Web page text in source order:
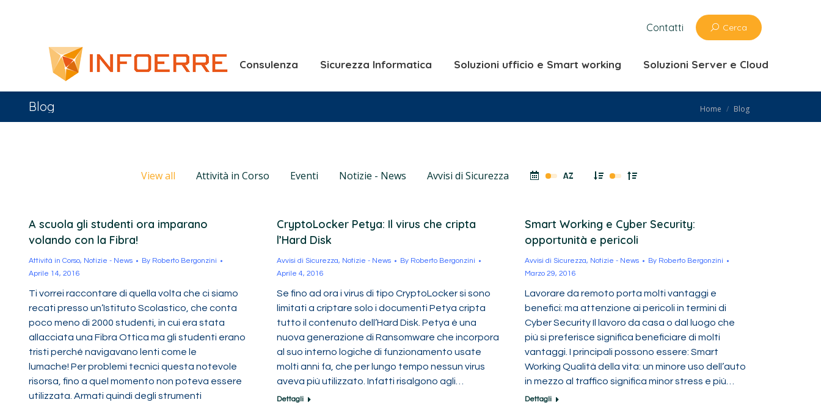
Contatti Cerca
Consulenza Sicurezza Informatica Soluzioni ufficio e Smart working Soluzioni Server e Cloud
Blog You are here:
Home Blog
View all Attività in Corso Eventi Notizie - News Avvisi di Sicurezza
A scuola gli studenti ora imparano
volando con la Fibra!
Attività in Corso, Notizie - News By Roberto Bergonzini
Aprile 14, 2016
Ti vorrei raccontare di quella volta che ci siamo
recati presso un’Istituto Scolastico, che conta
poco meno di 2000 studenti, in cui era stata
allacciata una Fibra Ottica ma gli studenti erano
tristi perché navigavano lenti come le
lumache! Per problemi tecnici questa notevole
risorsa, fino a quel momento non poteva essere
utilizzata. Armati quindi degli strumenti
CryptoLocker Petya: Il virus che cripta
l’Hard Disk
Avvisi di Sicurezza, Notizie - News By Roberto Bergonzini
Aprile 4, 2016
Se fino ad ora i virus di tipo CryptoLocker si sono
limitati a criptare solo i documenti Petya cripta
tutto il contenuto dell’Hard Disk. Petya è una
nuova generazione di Ransomware che incorpora
al suo interno logiche di funzionamento usate
molti anni fa, che per lungo tempo nessun virus
aveva più utilizzato. Infatti risalgono agli…
Dettagli
Smart Working e Cyber Security:
opportunità e pericoli
Avvisi di Sicurezza, Notizie - News By Roberto Bergonzini
Marzo 29, 2016
Lavorare da remoto porta molti vantaggi e
benefici: ma attenzione ai pericoli in termini di
Cyber Security Il lavoro da casa o dal luogo che
più si preferisce significa beneficiare di molti
vantaggi. I principali possono essere: Smart
Working Qualità della vita: un minore uso dell’auto
in mezzo al traffico significa minor stress e più…
Dettagli
Soluzioni Server e Cloud